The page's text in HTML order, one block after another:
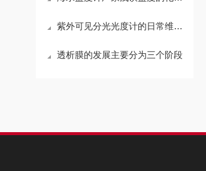
紫外可见分光光度计的日常维护与保养
透析膜的发展主要分为三个阶段